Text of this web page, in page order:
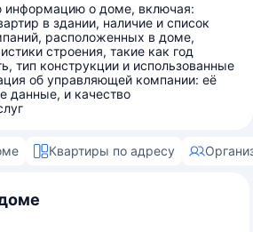
информацию о доме, включая:
в здании, наличие и список
расположенных в доме,
строения, такие как год
тип конструкции и использованные
об управляющей компании: её
данные, и качество
Квартиры по адресу